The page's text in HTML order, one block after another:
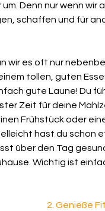
um. Denn nur wenn wir
schaffen und für
wir es oft nur
tollen, guten
gute Laune! Du
Zeit für deine
Frühstück oder
hast du schon
über den Tag
Wichtig ist
2. Genieße